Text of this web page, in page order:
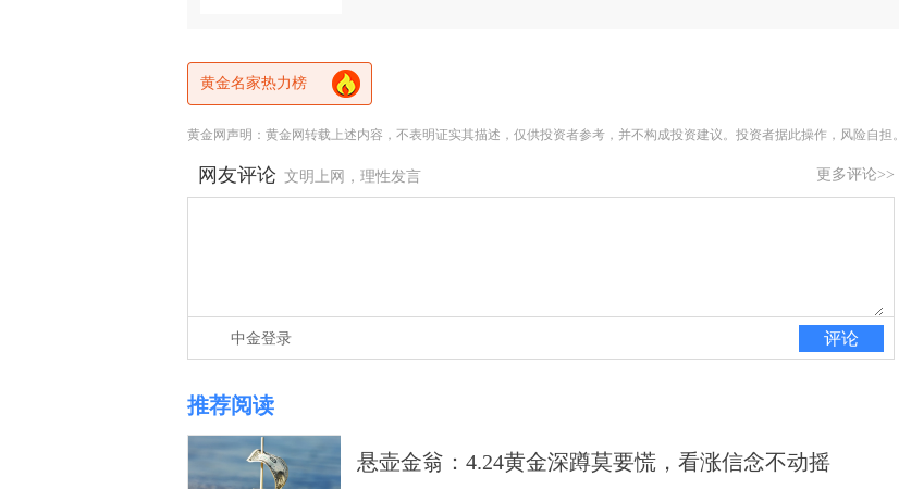
黄金名家热力榜
黄金网声明：黄金网转载上述内容，不表明证实其描述，仅供投资者参考，并不构成投资建议。投资者据此操作，风险自担。
更多评论>>
网友评论 文明上网，理性发言
评论
中金登录
推荐阅读
悬壶金翁：4.24黄金深蹲莫要慌，看涨信念不动摇